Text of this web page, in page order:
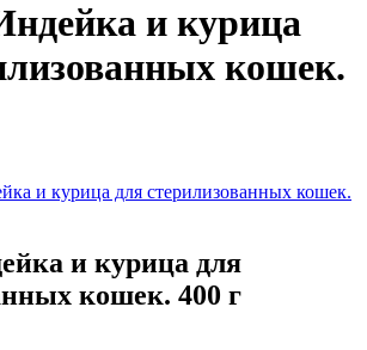
и курица
кошек.
и курица для стерилизованных кошек.
и курица для
кошек. 400 г